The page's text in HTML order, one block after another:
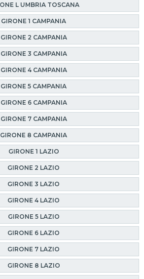
L UMBRIA TOSCANA
GIRONE 1 CAMPANIA
GIRONE 2 CAMPANIA
GIRONE 3 CAMPANIA
GIRONE 4 CAMPANIA
GIRONE 5 CAMPANIA
GIRONE 6 CAMPANIA
GIRONE 7 CAMPANIA
GIRONE 8 CAMPANIA
GIRONE 1 LAZIO
GIRONE 2 LAZIO
GIRONE 3 LAZIO
GIRONE 4 LAZIO
GIRONE 5 LAZIO
GIRONE 6 LAZIO
GIRONE 7 LAZIO
GIRONE 8 LAZIO